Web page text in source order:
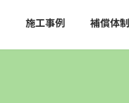
施工事例 補償体制